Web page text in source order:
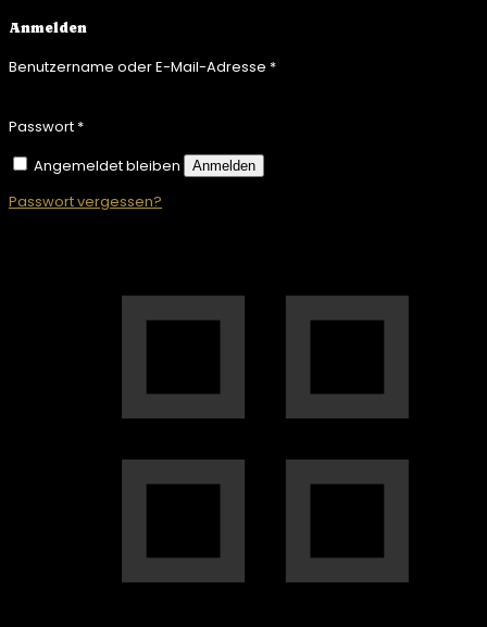
Anmelden
Benutzername oder E-Mail-Adresse *
Passwort *
Angemeldet bleiben
Anmelden
Passwort vergessen?